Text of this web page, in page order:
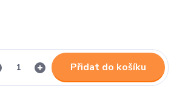
Přidat do košíku